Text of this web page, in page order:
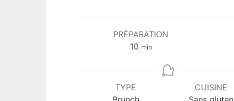
PRÉPARATION
10m
n
min
TYPE
CUISINE